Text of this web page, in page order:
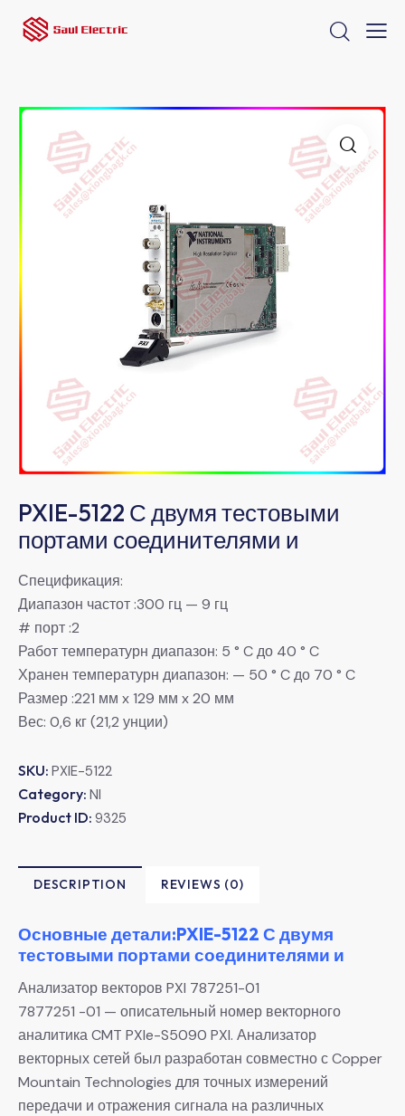
PXIE-5122 С двумя тестовыми
портами соединителями и
Спецификация:
Диапазон частот :300 гц — 9 гц
# порт :2
Работ температурн диапазон: 5 ° C до 40 ° C
Хранен температурн диапазон: — 50 ° C до 70 ° C
Размер :221 мм x 129 мм x 20 мм
Вес: 0,6 кг (21,2 унции)
SKU: PXIE-5122
Category: NI
Product ID: 9325
DESCRIPTION REVIEWS (0)
Основные детали:PXIE-5122 С двумя
тестовыми портами соединителями и
Анализатор векторов PXI 787251-01
7877251 -01 — описательный номер векторного
аналитика CMT PXIe-S5090 PXI. Анализатор
векторных сетей был разработан совместно с Copper
Mountain Technologies для точных измерений
передачи и отражения сигнала на различных